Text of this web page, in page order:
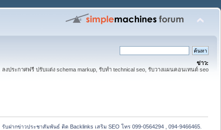
ข่าว:
ลงประกาศฟรี ปรับแต่ง schema markup, รับทำ technical seo, รับวางแผนคอนเทนต์ seo
รับฝากข่าวประชาสัมพันธ์ ติด Backlinks เสริม SEO โทร 099-0564294 , 094-9466465.